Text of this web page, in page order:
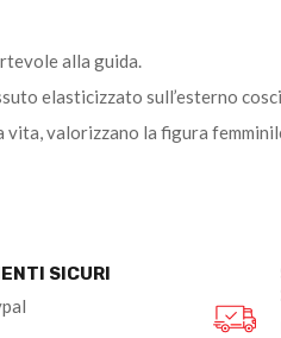
alla guida.
elasticizzato sull’esterno
valorizzano la figura
SICURI